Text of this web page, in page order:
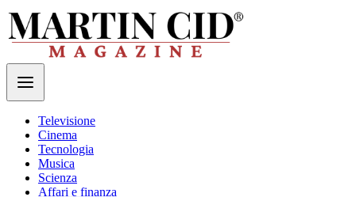
Televisione
Cinema
Tecnologia
Musica
Scienza
Affari e finanza